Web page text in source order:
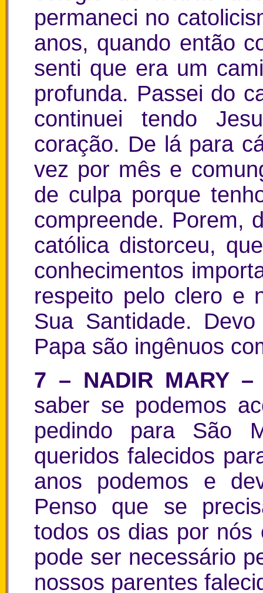
permaneci no
anos, quando então
senti que era um
profunda. Passei do
continuei tendo
coração. De lá para
vez por mês e
de culpa porque
compreende. Porem,
católica distorceu,
conhecimentos
respeito pelo clero e
Sua Santidade.
Papa são ingênuos
7 – NADIR MARY
saber se podemos
pedindo para São
queridos falecidos
anos podemos e
Penso que se
todos os dias por nós
pode ser necessário
nossos parentes